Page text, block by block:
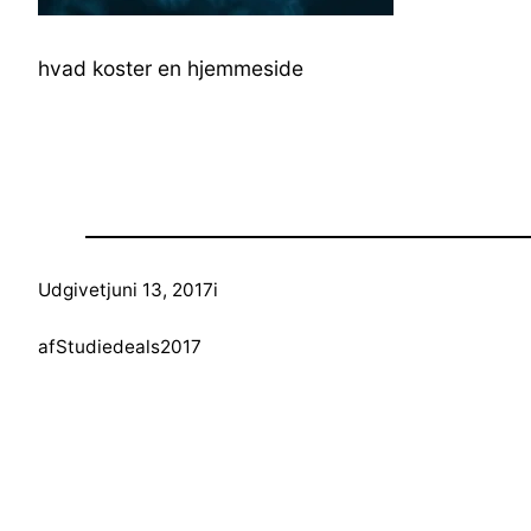
hvad koster en hjemmeside
Udgivetjuni 13, 2017i
afStudiedeals2017